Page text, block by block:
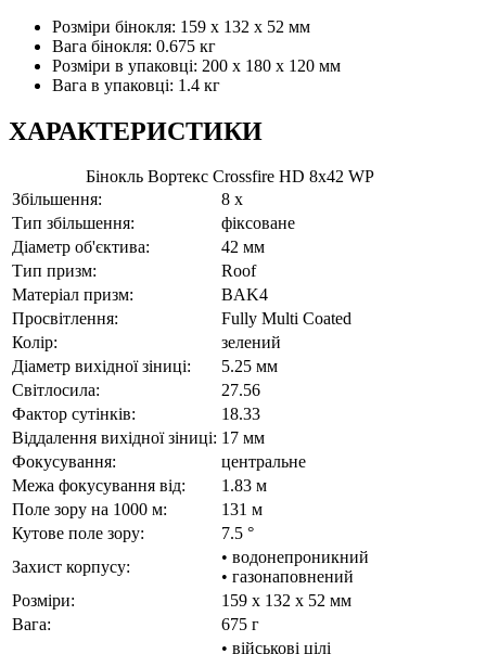
Розміри бінокля: 159 x 132 x 52 мм
Вага бінокля: 0.675 кг
Розміри в упаковці: 200 x 180 x 120 мм
Вага в упаковці: 1.4 кг
ХАРАКТЕРИСТИКИ
Бінокль Вортекс Crossfire HD 8x42 WP
Збільшення:
8 x
Тип збільшення:
фіксоване
Діаметр об'єктива:
42 мм
Тип призм:
Roof
Матеріал призм:
BAK4
Просвітлення:
Fully Multi Coated
Колір:
зелений
Діаметр вихідної зіниці:
5.25 мм
Світлосила:
27.56
Фактор сутінків:
18.33
Віддалення вихідної зіниці: 17 мм
Фокусування:
центральне
Межа фокусування від:
1.83 м
Поле зору на 1000 м:
131 м
Кутове поле зору:
7.5 °
Захист корпусу:
• водонепроникний
• газонаповнений
Розміри:
159 x 132 x 52 мм
Вага:
675 г
• військові цілі